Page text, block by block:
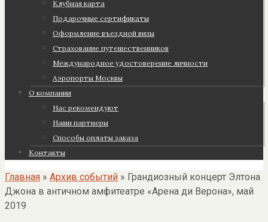
Клубная карта
Подарочные сертификаты
Оформление въездной визы
Страхование путешественников
Международное удостоверение личности
Аэропорты Москвы
О компании
Нас рекомендуют
Наши партнеры
Cпособы оплаты заказа
Контакты
Главная » Архив событий » Грандиозный концерт Элтона
Джона в античном амфитеатре «Арена ди Верона», май
2019